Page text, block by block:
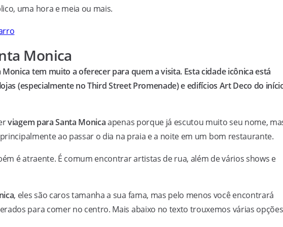
uma hora e meia ou mais.
Monica
tem muito a oferecer para quem a visita. Esta cidade icônica está
(especialmente no Third Street Promenade) e edifícios Art Deco do
viagem para Santa Monicaapenas porque já escutou muito seu nome,
ao passar o dia na praia e a noite em um bom restaurante.
é atraente. É comum encontrar artistas de rua, além de vários shows e
, eles são caros tamanha a sua fama, mas pelo menos você encontrará
para comer no centro. Mais abaixo no texto trouxemos várias opções